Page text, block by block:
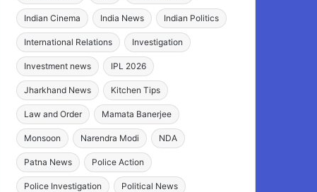
Indian Cinema India News Indian Politics
International Relations Investigation
Investment news IPL 2026
Jharkhand News Kitchen Tips
Law and Order Mamata Banerjee
Monsoon Narendra Modi NDA
Patna News Police Action
Police Investigation Political News